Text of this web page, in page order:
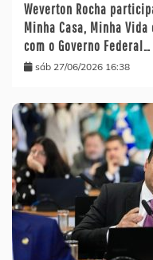
Weverton Rocha
Minha Casa, Minha
com o Governo Federal…
sáb 27/06/2026 16:38